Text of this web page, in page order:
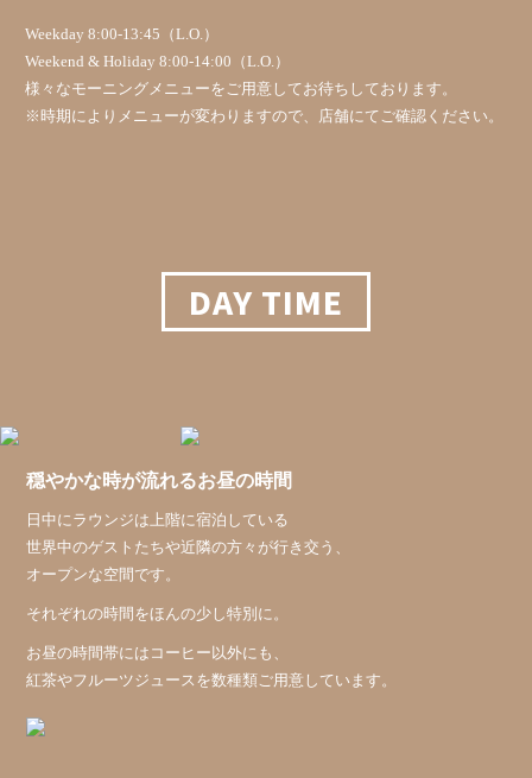
Weekday 8:00-13:45（L.O.）
Weekend & Holiday 8:00-14:00（L.O.）
様々なモーニングメニューをご用意してお待ちしております。
※時期によりメニューが変わりますので、店舗にてご確認ください。
DAY TIME
穏やかな時が流れるお昼の時間
日中にラウンジは上階に宿泊している
世界中のゲストたちや近隣の方々が行き交う、
オープンな空間です。
それぞれの時間をほんの少し特別に。
お昼の時間帯にはコーヒー以外にも、
紅茶やフルーツジュースを数種類ご用意しています。